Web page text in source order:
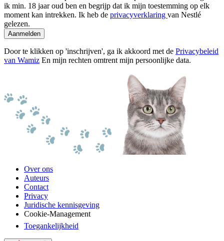
ik min. 18 jaar oud ben en begrijp dat ik mijn toestemming op elk
moment kan intrekken. Ik heb de privacyverklaring van Nestlé
gelezen.
Aanmelden
Door te klikken op 'inschrijven', ga ik akkoord met de Privacybeleid
van Wamiz En mijn rechten omtrent mijn persoonlijke data.
Over ons
Auteurs
Contact
Privacy
Juridische kennisgeving
Cookie-Management
Toegankelijkheid